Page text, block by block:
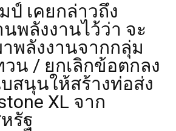
ป์ เคยกล่าวถึง
พลังงานไว้ว่า จะ
พลังงานจากกลุ่ม
วน / ยกเลิกข้อตกลง
สนุนให้สร้างท่อส่ง
XL จาก
รัฐ